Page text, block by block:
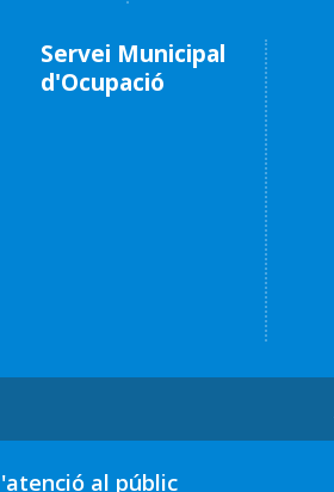
Servei Municipal
d'Ocupació
al públic